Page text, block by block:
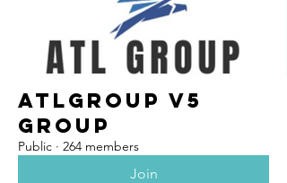
ATLGroup v5
Group
Public · 264 members
Join